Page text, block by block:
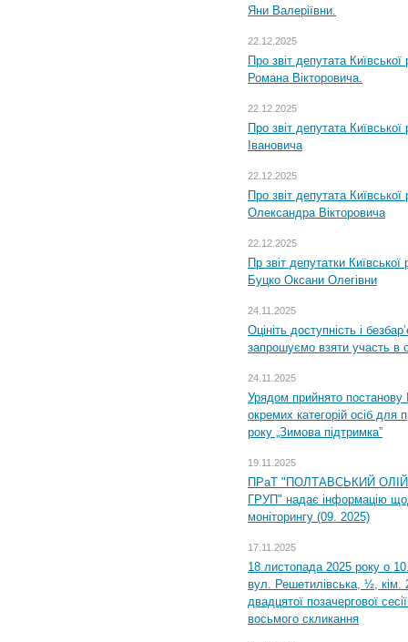
Яни Валеріївни.
22.12.2025
Про звіт депутата
Романа Вікторовича.
22.12.2025
Про звіт депутата
Івановича
22.12.2025
Про звіт депутата
Олександра Вікторовича
22.12.2025
Пр звіт депутатки
Буцко Оксани Олегівни
24.11.2025
Оцініть доступність і
запрошуємо взяти участь в
24.11.2025
Урядом прийнято постанову
окремих категорій осіб для
року „Зимова підтримка”
19.11.2025
ПРаТ "ПОЛТАВСЬКИЙ
ГРУП" надає інформацію
моніторингу (09. 2025)
17.11.2025
18 листопада 2025 року о
вул. Решетилівська, ½, кім.
двадцятої позачергової
восьмого скликання